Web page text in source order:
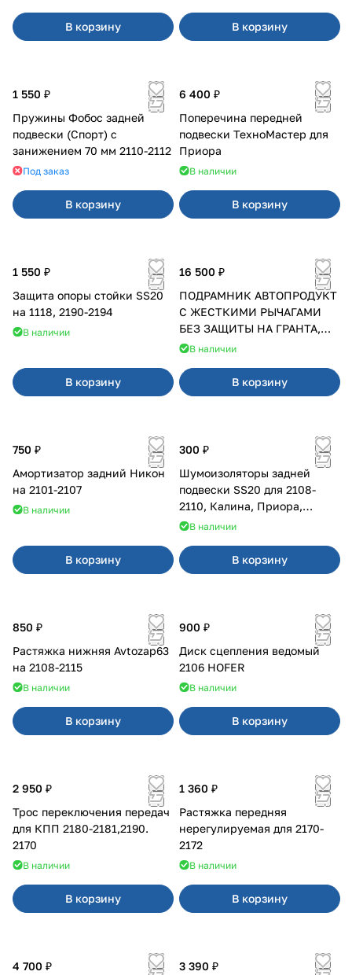
В корзину В корзину
1 550 ₽
Пружины Фобос задней
подвески (Спорт) с
занижением 70 мм 2110-2112
Под заказ
В корзину
6 400 ₽
Поперечина передней
подвески ТехноМастер для
Приора
В наличии
В корзину
1 550 ₽
Защита опоры стойки SS20
на 1118, 2190-2194
В наличии
В корзину
16 500 ₽
ПОДРАМНИК АВТОПРОДУКТ
С ЖЕСТКИМИ РЫЧАГАМИ
БЕЗ ЗАЩИТЫ НА ГРАНТА,
КАЛИНА, КАЛИНА 2 ПОСЛЕ
В наличии
В корзину
750 ₽
Амортизатор задний Никон
на 2101-2107
В наличии
В корзину
300 ₽
Шумоизоляторы задней
подвески SS20 для 2108-
2110, Калина, Приора,
Гранта
В наличии
В корзину
850 ₽
Растяжка нижняя Avtozap63
на 2108-2115
В наличии
В корзину
900 ₽
Диск сцепления ведомый
2106 HOFER
В наличии
В корзину
2 950 ₽
Трос переключения передач
для КПП 2180-2181,2190.
2170
В наличии
В корзину
1 360 ₽
Растяжка передняя
нерегулируемая для 2170-
2172
В наличии
В корзину
4 700 ₽
3 390 ₽